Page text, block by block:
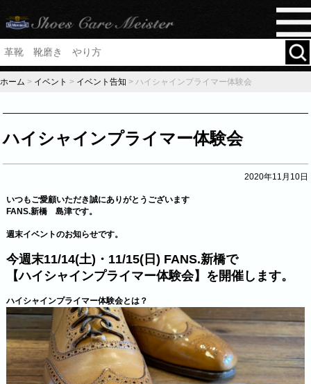
ホーム > イベント > イベント告知 > ハイシャインプライマー体験会
ハイシャインプライマー体験会
2020年11月10日
いつもご愛顧いただき誠にありがとうございます
FANS.新橋 島津です。
週末イベントのお知らせです。
今週末11/14(土)・11/15(日) FANS.新橋で
【ハイシャインプライマー体験会】を開催します。
ハイシャインプライマー体験会とは？